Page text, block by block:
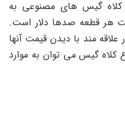
کلاه گیس های مصنوعی به
هر قطعه صدها دلار است.
مند با دیدن قیمت آنها
کلاه گیس می توان به موارد